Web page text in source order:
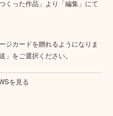
くった作品」より「編集」にて
ジカードを贈れるようになりま
」をご選択ください。
を見る